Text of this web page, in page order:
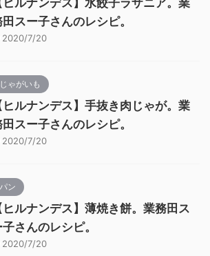
ヒルナンデス】水餃子ラザニア。業
スー子さんのレシピ。
2020/7/20
じゃがいも
ヒルナンデス】手抜き肉じゃが。業
スー子さんのレシピ。
2020/7/20
パン
ヒルナンデス】薄焼き餅。業務田ス
子さんのレシピ。
2020/7/20